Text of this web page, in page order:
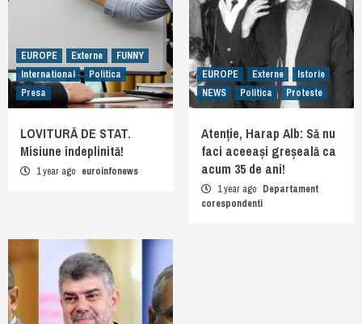
EUROPE Externe
FUNNY
International
Politica
Presa
LOVITURĂ DE STAT.
Misiune îndeplinită!
1 year ago euroinfonews
EUROPE Externe
Istorie
NEWS
Politica Proteste
Atenție, Harap Alb: Să nu
faci aceeași greșeală ca
acum 35 de ani!
1 year ago Departament
corespondenti